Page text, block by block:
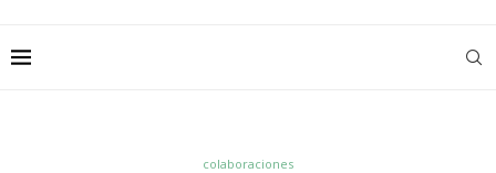
colaboraciones